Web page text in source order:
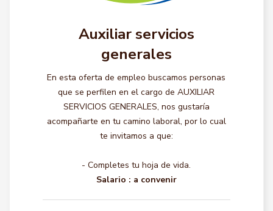
Auxiliar servicios
generales
En esta oferta de empleo buscamos personas
que se perfilen en el cargo de AUXILIAR
SERVICIOS GENERALES, nos gustaría
acompañarte en tu camino laboral, por lo cual
te invitamos a que:
- Completes tu hoja de vida.
Salario : a convenir